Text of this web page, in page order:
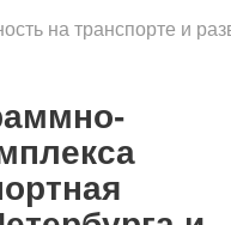
транспорте и развитие